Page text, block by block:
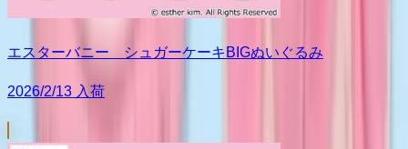
エスターバニー シュガーケーキBIGぬいぐるみ
2026/2/13 入荷